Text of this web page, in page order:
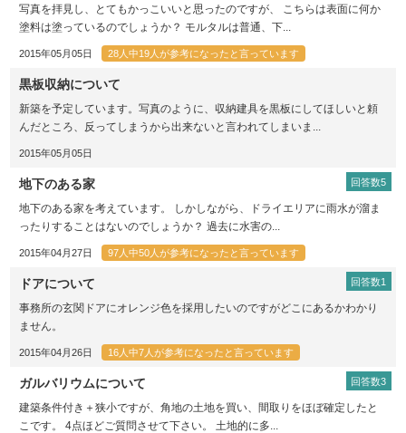
写真を拝見し、とてもかっこいいと思ったのですが、 こちらは表面に何か
塗料は塗っているのでしょうか？ モルタルは普通、下...
2015年05月05日 28人中19人が参考になったと言っています
黒板収納について
新築を予定しています。写真のように、収納建具を黒板にしてほしいと頼
んだところ、反ってしまうから出来ないと言われてしまいま...
2015年05月05日
回答数5
地下のある家
地下のある家を考えています。 しかしながら、ドライエリアに雨水が溜ま
ったりすることはないのでしょうか？ 過去に水害の...
2015年04月27日 97人中50人が参考になったと言っています
回答数1
ドアについて
事務所の玄関ドアにオレンジ色を採用したいのですがどこにあるかわかり
ません。
2015年04月26日 16人中7人が参考になったと言っています
回答数3
ガルバリウムについて
建築条件付き＋狭小ですが、角地の土地を買い、間取りをほぼ確定したと
こです。 4点ほどご質問させて下さい。 土地的に多...